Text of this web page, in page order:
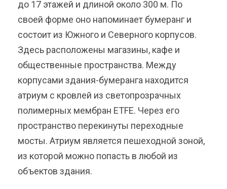
до 17 этажей и длиной около 300 м. По
своей форме оно напоминает бумеранг и
состоит из Южного и Северного корпусов.
Здесь расположены магазины, кафе и
общественные пространства. Между
корпусами здания-бумеранга находится
атриум с кровлей из светопрозрачных
полимерных мембран ETFE. Через его
пространство перекинуты переходные
мосты. Атриум является пешеходной зоной,
из которой можно попасть в любой из
объектов здания.